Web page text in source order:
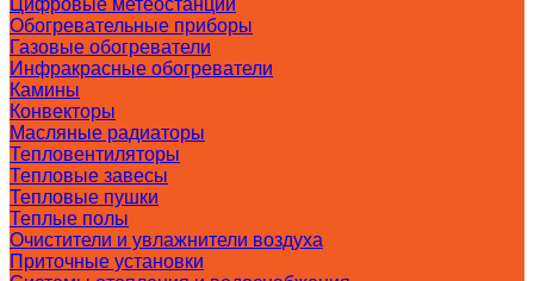
Цифровые метеостанции
Обогревательные приборы
Газовые обогреватели
Инфракрасные обогреватели
Камины
Конвекторы
Масляные радиаторы
Тепловентиляторы
Тепловые завесы
Тепловые пушки
Теплые полы
Очистители и увлажнители воздуха
Приточные установки